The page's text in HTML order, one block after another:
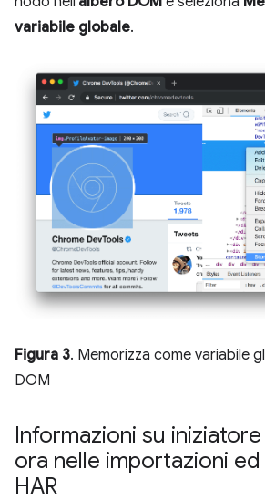
variabile globale.
Figura 3. Memorizza come variabile
DOM
Informazioni su
ora nelle importazioni
HAR